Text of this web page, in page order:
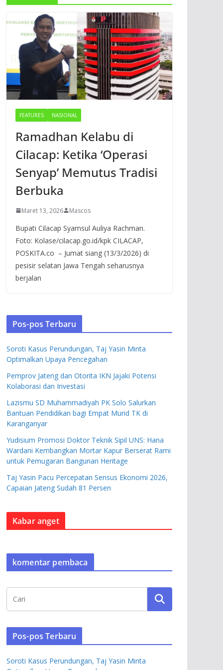
FEATURES NASIONAL
Ramadhan Kelabu di
Cilacap: Ketika ‘Operasi
Senyap’ Memutus Tradisi
Berbuka
Maret 13, 2026 Mascos
Bupati Cilacap Syamsul Auliya Rachman.
Foto: Kolase/cilacap.go.id/kpk CILACAP,
POSKITA.co – Jumat siang (13/3/2026) di
pesisir selatan Jawa Tengah seharusnya
berjalan
Pos-pos Terbaru
Soroti Kasus Perundungan, Taj Yasin Minta
Optimalkan Upaya Pencegahan
Pemprov Jateng dan Otorita IKN Jajaki Potensi
Kolaborasi dan Investasi
Lazismu SD Muhammadiyah PK Solo Salurkan
Bantuan Pendidikan bagi Empat Murid TK di
Karanganyar
Yudisium Promosi Doktor Teknik Sipil UNS: Hana
Wardani Kembangkan Mortar Kapur Berserat Rami
untuk Pemugaran Bangunan Heritage
Taj Yasin Pacu Percepatan Sensus Ekonomi 2026,
Capaian Jateng Sudah 81 Persen
Kabar anget
komentar pembaca
Pos-pos Terbaru
Soroti Kasus Perundungan, Taj Yasin Minta